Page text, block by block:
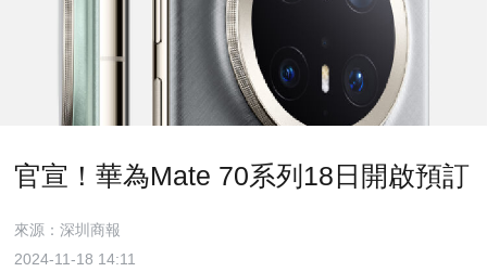
官宣！華為Mate 70系列18日開啟預訂
來源：深圳商報
2024-11-18 14:11